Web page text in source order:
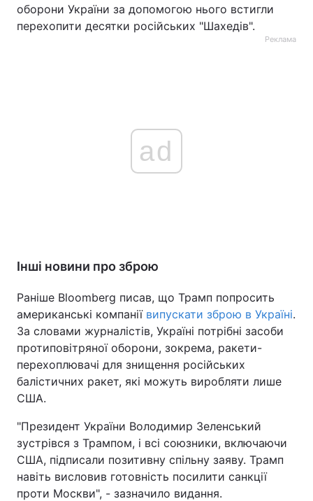
оборони України за допомогою нього встигли
перехопити десятки російських "Шахедів".
Реклама
ad
Інші новини про зброю
Раніше Bloomberg писав, що Трамп попросить
американські компанії випускати зброю в Україні.
За словами журналістів, Україні потрібні засоби
протиповітряної оборони, зокрема, ракети-
перехоплювачі для знищення російських
балістичних ракет, які можуть виробляти лише
США.
"Президент України Володимир Зеленський
зустрівся з Трампом, і всі союзники, включаючи
США, підписали позитивну спільну заяву. Трамп
навіть висловив готовність посилити санкції
проти Москви", - зазначило видання.